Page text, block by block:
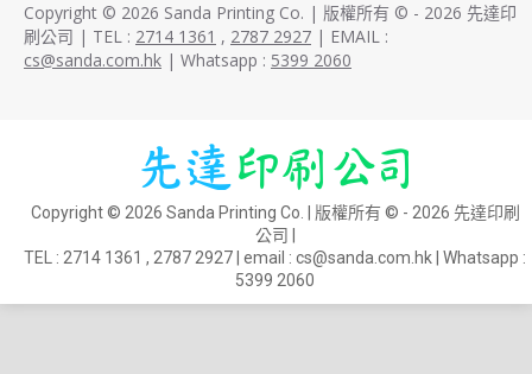
Copyright © 2026 Sanda Printing Co. | 版權所有 © - 2026 先達印
刷公司 | TEL : 2714 1361 , 2787 2927 | EMAIL :
cs@sanda.com.hk | Whatsapp : 5399 2060
Copyright © 2026 Sanda Printing Co. | 版權所有 © - 2026 先達印刷
公司 |
TEL : 2714 1361 , 2787 2927 | email : cs@sanda.com.hk | Whatsapp :
5399 2060